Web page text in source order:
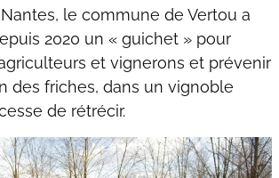
le commune de Vertou a
2020 un « guichet » pour
et vignerons et prévenir
des friches, dans un vignoble
de rétrécir.